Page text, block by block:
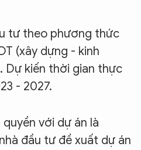
tư theo phương thức
(xây dựng - kinh
Dự kiến thời gian thực
- 2027.
với dự án là
đầu tư đề xuất dự án